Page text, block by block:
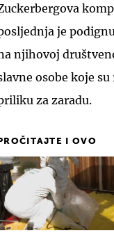
je
njihovoj
osobe koje
za zaradu.
PROČITAJTE I OVO